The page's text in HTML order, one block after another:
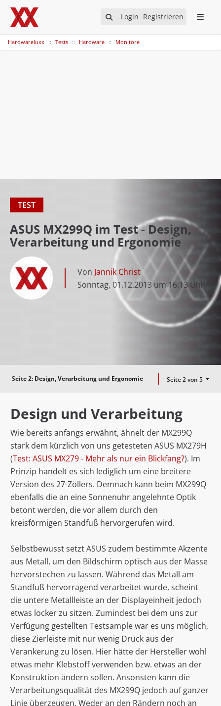
Login Registrieren
Hardwareluxx Tests Hardware Monitore
TEST
ASUS MX299Q im Test - Design,
Verarbeitung und Ergonomie
Von Jannik Christ
Sonntag, 01.12.2013 um 16:13 Uhr
Seite 2: Design, Verarbeitung und Ergonomie Seite 2 von 5
Design und Verarbeitung
Wie bereits anfangs erwähnt, ähnelt der MX299Q
stark dem kürzlich von uns getesteten ASUS MX279H
(Test: ASUS MX279 - Mehr als nur ein Blickfang?). Im
Prinzip handelt es sich lediglich um eine breitere
Version des 27-Zöllers. Demnach kann beim MX299Q
ebenfalls die an eine Sonnenuhr angelehnte Optik
betont werden, die vor allem durch den
kreisförmigen Standfuß hervorgerufen wird.
Selbstbewusst setzt ASUS zudem bestimmte Akzente
aus Metall, um den Bildschirm optisch aus der Masse
hervorstechen zu lassen. Während das Metall am
Standfuß hervorragend verarbeitet wurde, scheint
die untere Metallleiste an der Displayeinheit jedoch
etwas locker zu sitzen. Zumindest bei dem uns zur
Verfügung gestellten Testsample war es uns möglich,
diese Zierleiste mit nur wenig Druck aus der
Verankerung zu lösen. Hier hätte der Hersteller wohl
etwas mehr Klebstoff verwenden bzw. etwas an der
Konstruktion ändern sollen. Ansonsten kann die
Verarbeitungsqualität des MX299Q jedoch auf ganzer
Linie überzeugen. Weder an den Rändern noch an